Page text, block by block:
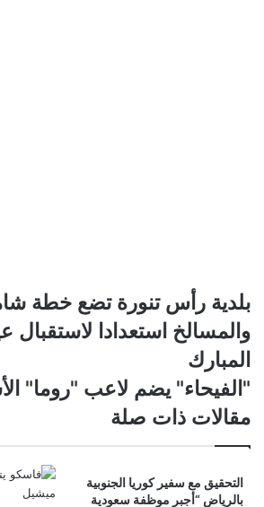
بلدية
رأس
تنورة
تضع
خطة
شاملة
للرقابة
والمسالخ
استعدادا
عيد
الأضحى
بلدية رأس تنورة تضع خطة
والمسالخ استعدادا لاستقبال
المبارك
"الفيحاء"
لاعب
(صور)
"الفيحاء" يضم لاعب "روما"
مقالات ذات صلة
التحقيق مع سفير كوريا الجنوبية
بالرياض “أجبر موظفة سعودية